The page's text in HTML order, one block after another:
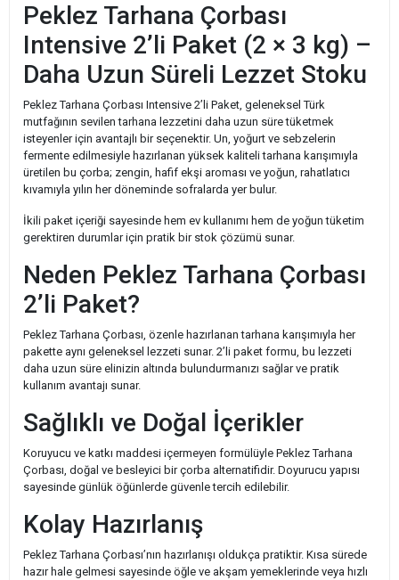
Peklez Tarhana Çorbası
Intensive 2’li Paket (2 × 3 kg) –
Daha Uzun Süreli Lezzet Stoku
Peklez Tarhana Çorbası Intensive 2’li Paket, geleneksel Türk
mutfağının sevilen tarhana lezzetini daha uzun süre tüketmek
isteyenler için avantajlı bir seçenektir. Un, yoğurt ve sebzelerin
fermente edilmesiyle hazırlanan yüksek kaliteli tarhana karışımıyla
üretilen bu çorba; zengin, hafif ekşi aroması ve yoğun, rahatlatıcı
kıvamıyla yılın her döneminde sofralarda yer bulur.
İkili paket içeriği sayesinde hem ev kullanımı hem de yoğun tüketim
gerektiren durumlar için pratik bir stok çözümü sunar.
Neden Peklez Tarhana Çorbası
2’li Paket?
Peklez Tarhana Çorbası, özenle hazırlanan tarhana karışımıyla her
pakette aynı geleneksel lezzeti sunar. 2’li paket formu, bu lezzeti
daha uzun süre elinizin altında bulundurmanızı sağlar ve pratik
kullanım avantajı sunar.
Sağlıklı ve Doğal İçerikler
Koruyucu ve katkı maddesi içermeyen formülüyle Peklez Tarhana
Çorbası, doğal ve besleyici bir çorba alternatifidir. Doyurucu yapısı
sayesinde günlük öğünlerde güvenle tercih edilebilir.
Kolay Hazırlanış
Peklez Tarhana Çorbası’nın hazırlanışı oldukça pratiktir. Kısa sürede
hazır hale gelmesi sayesinde öğle ve akşam yemeklerinde veya hızlı